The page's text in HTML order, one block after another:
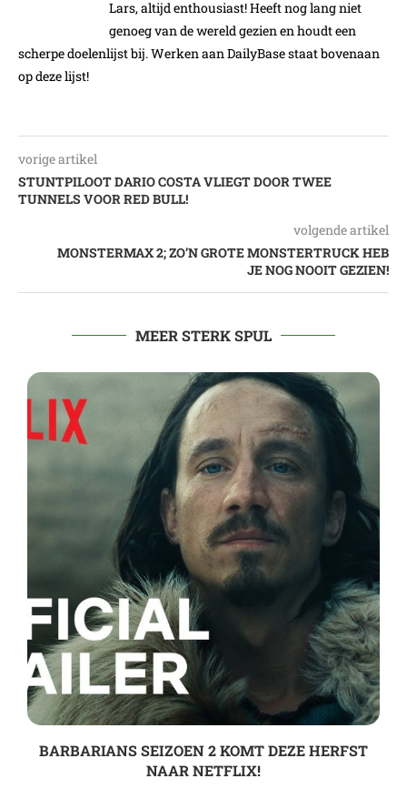
Lars, altijd enthousiast! Heeft nog lang niet
genoeg van de wereld gezien en houdt een
scherpe doelenlijst bij. Werken aan DailyBase staat bovenaan
op deze lijst!
vorige artikel
STUNTPILOOT DARIO COSTA VLIEGT DOOR TWEE
TUNNELS VOOR RED BULL!
volgende artikel
MONSTERMAX 2; ZO’N GROTE MONSTERTRUCK HEB
JE NOG NOOIT GEZIEN!
MEER STERK SPUL
BARBARIANS SEIZOEN 2 KOMT DEZE HERFST
NAAR NETFLIX!